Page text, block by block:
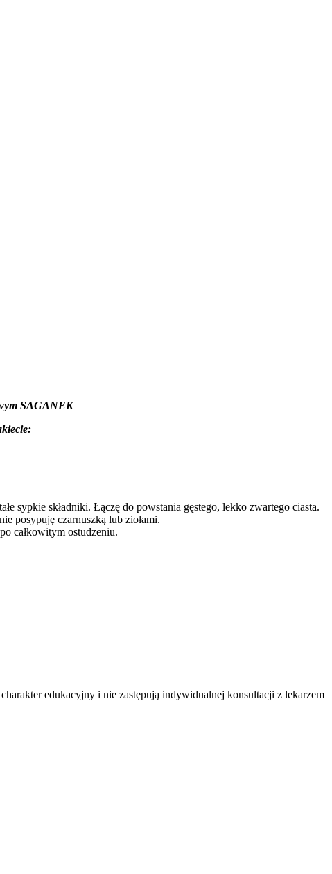
SAGANEK
sypkie składniki. Łączę do powstania gęstego, lekko zwartego ciasta.
posypuję czarnuszką lub ziołami.
całkowitym ostudzeniu.
edukacyjny i nie zastępują indywidualnej konsultacji z lekarzem